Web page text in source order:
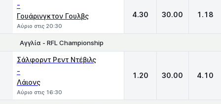
-
Γουάρινγκτον Γουλβς
Αύριο στις 20:30
4.30 30.00 1.18
Αγγλία - RFL Championship
Σάλφορντ Ρεντ Ντέβιλς
-
Λάιονς
Αύριο στις 16:30
1.20 30.00 4.10